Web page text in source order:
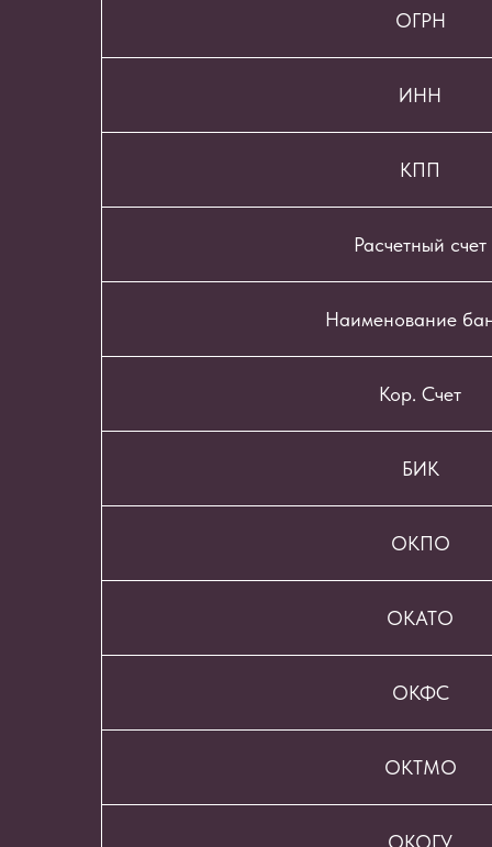
ОГРН
ИНН
КПП
Расчетный счет
Наименование
Кор. Счет
БИК
ОКПО
ОКАТО
ОКФС
ОКТМО
ОКОГУ